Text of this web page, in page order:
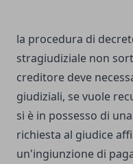
la procedura di
stragiudiziale non
creditore deve
giudiziali, se vuole
si è in possesso di
richiesta al giudice
un'ingiunzione di